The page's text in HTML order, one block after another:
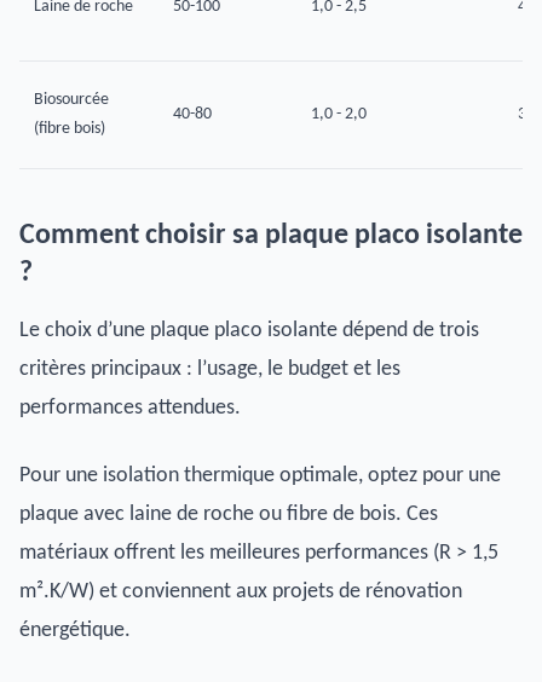
Laine de roche 50-100 1,0 - 2,5
Biosourcée
(fibre bois)
40-80 1,0 - 2,0
Comment choisir sa plaque placo isolante
?
Le choix d’une plaque placo isolante dépend de trois
critères principaux : l’usage, le budget et les
performances attendues.
Pour une isolation thermique optimale, optez pour une
plaque avec laine de roche ou fibre de bois. Ces
matériaux offrent les meilleures performances (R > 1,5
m².K/W) et conviennent aux projets de rénovation
énergétique.